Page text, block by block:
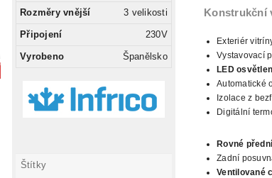
Rozměry vnější 3 velikosti
Připojení 230V
Vyrobeno Španělsko
Štítky
Konstrukční
Exteriér
Vystavovací
LED
Automatické
Izolace z
Digitální
Rovné
Zadní
Ventilované